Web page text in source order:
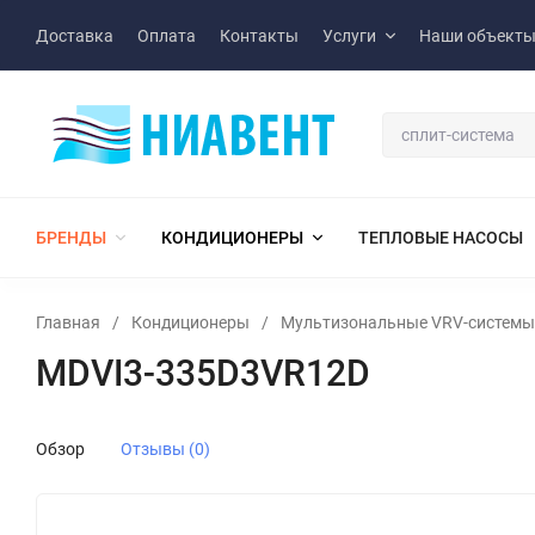
Доставка Оплата Контакты Услуги Наши объекты
БРЕНДЫ КОНДИЦИОНЕРЫ ТЕПЛОВЫЕ НАСОСЫ
Главная / Кондиционеры / Мультизональные VRV-системы
MDVI3-335D3VR12D
Обзор Отзывы (0)